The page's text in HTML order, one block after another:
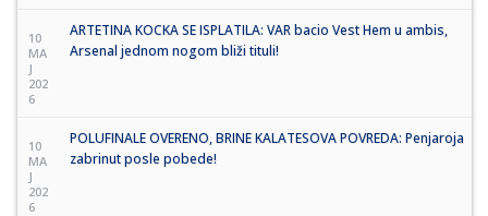
10
MA
J
202
6
ARTETINA KOCKA SE ISPLATILA: VAR bacio Vest Hem u ambis,
Arsenal jednom nogom bliži tituli!
10
MA
J
202
6
POLUFINALE OVERENO, BRINE KALATESOVA POVREDA: Penjaroja
zabrinut posle pobede!